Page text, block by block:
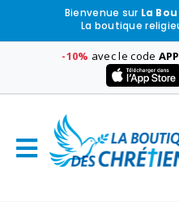
Bienvenue sur La
La boutique
-10% avec le code